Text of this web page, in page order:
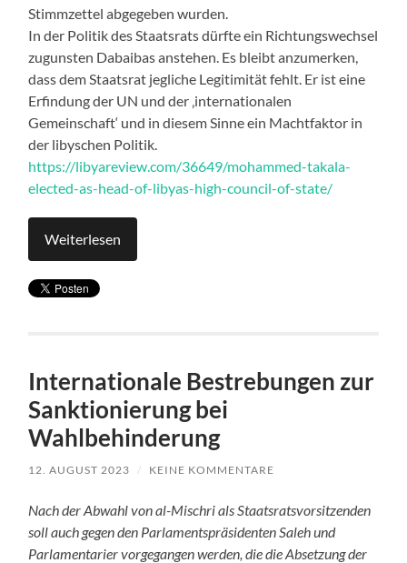
Stimmzettel abgegeben wurden.
In der Politik des Staatsrats dürfte ein Richtungswechsel
zugunsten Dabaibas anstehen. Es bleibt anzumerken,
dass dem Staatsrat jegliche Legitimität fehlt. Er ist eine
Erfindung der UN und der ‚internationalen
Gemeinschaft‘ und in diesem Sinne ein Machtfaktor in
der libyschen Politik.
https://libyareview.com/36649/mohammed-takala-
elected-as-head-of-libyas-high-council-of-state/
Weiterlesen
Internationale Bestrebungen zur
Sanktionierung bei
Wahlbehinderung
12. AUGUST 2023 / KEINE KOMMENTARE
Nach der Abwahl von al-Mischri als Staatsratsvorsitzenden
soll auch gegen den Parlamentspräsidenten Saleh und
Parlamentarier vorgegangen werden, die die Absetzung der